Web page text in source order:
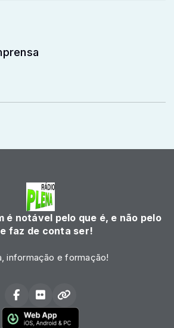
é notável pelo que é, e não pelo
faz de conta ser!
informação e formação!